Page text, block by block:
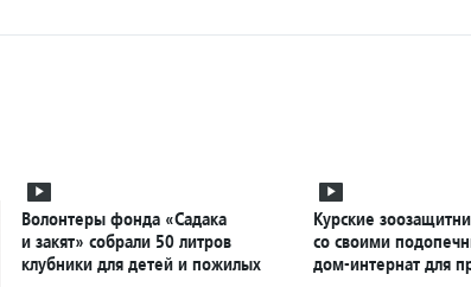
Волонтеры фонда «Садака
и закят» собрали 50 литров
клубники для детей и пожилых
Курские
со своими
дом-интернат для